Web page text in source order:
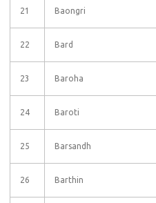
21 Baongri
22 Bard
23 Baroha
24 Baroti
25 Barsandh
26 Barthin